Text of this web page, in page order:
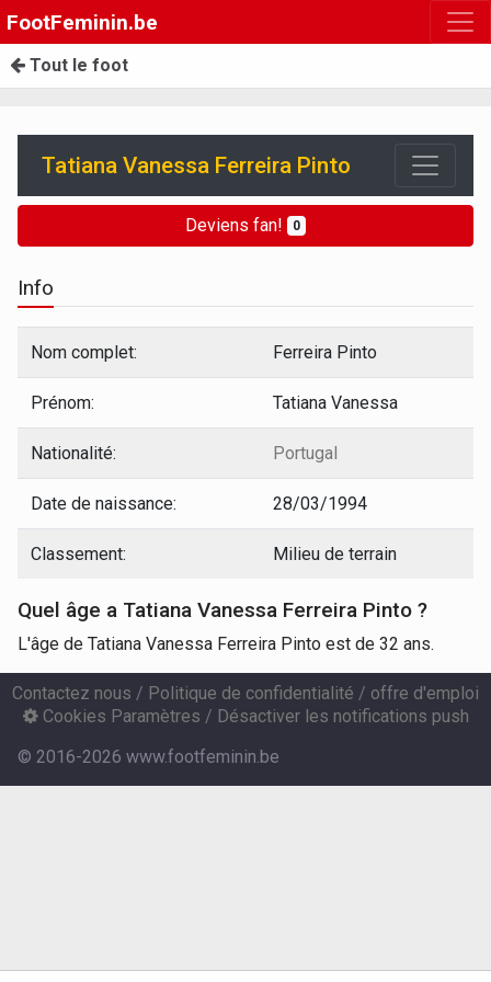
FootFeminin.be
Tout le foot
Tatiana Vanessa Ferreira Pinto
Deviens fan! 0
Info
Nom complet: Ferreira Pinto
Prénom: Tatiana Vanessa
Nationalité: Portugal
Date de naissance: 28/03/1994
Classement: Milieu de terrain
Quel âge a Tatiana Vanessa Ferreira Pinto ?
L'âge de Tatiana Vanessa Ferreira Pinto est de 32 ans.
Contactez nous / Politique de confidentialité / offre d'emploi
Cookies Paramètres / Désactiver les notifications push
© 2016-2026 www.footfeminin.be